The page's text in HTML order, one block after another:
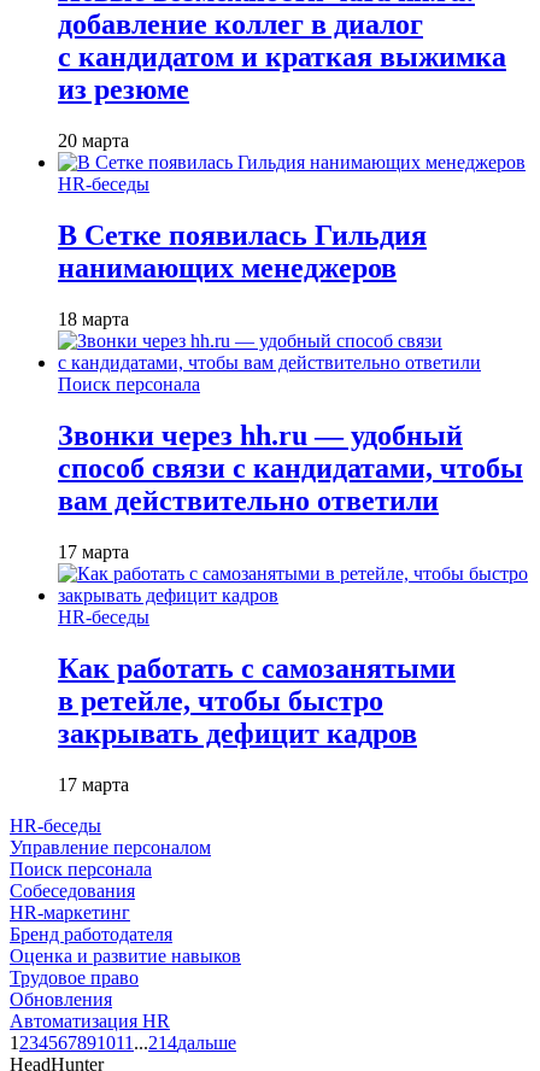
добавление коллег в диалог
с кандидатом и краткая выжимка
из резюме
20 марта
HR-беседы
В Сетке появилась Гильдия
нанимающих менеджеров
18 марта
Поиск персонала
Звонки через hh.ru — удобный
способ связи с кандидатами, чтобы
вам действительно ответили
17 марта
HR-беседы
Как работать с самозанятыми
в ретейле, чтобы быстро
закрывать дефицит кадров
17 марта
HR-беседы
Управление персоналом
Поиск персонала
Собеседования
HR-маркетинг
Бренд работодателя
Оценка и развитие навыков
Трудовое право
Обновления
Автоматизация HR
1 234567891011 ...214дальше
HeadHunter